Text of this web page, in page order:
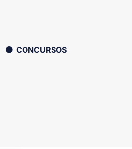
CONCURSOS